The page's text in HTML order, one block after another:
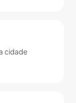
cidade